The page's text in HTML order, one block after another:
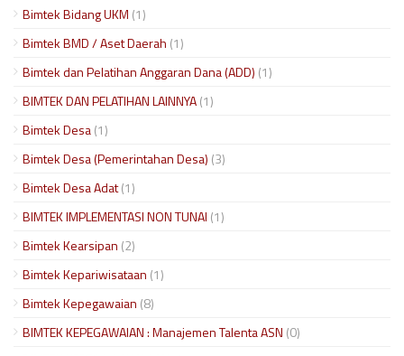
Bimtek Bidang UKM (1)
Bimtek BMD / Aset Daerah (1)
Bimtek dan Pelatihan Anggaran Dana (ADD) (1)
BIMTEK DAN PELATIHAN LAINNYA(1)
Bimtek Desa(1)
Bimtek Desa (Pemerintahan Desa) (3)
Bimtek Desa Adat(1)
BIMTEK IMPLEMENTASI NON TUNAI (1)
Bimtek Kearsipan (2)
Bimtek Kepariwisataan (1)
Bimtek Kepegawaian (8)
BIMTEK KEPEGAWAIAN : Manajemen Talenta ASN (0)